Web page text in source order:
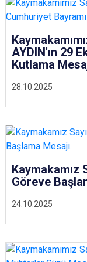
28.10.2025
AYDIN'ın 29
Kutlama
24.10.2025
Kaymakamız
Göreve